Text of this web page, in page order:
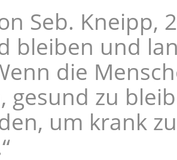
Seb. Kneipp,
bleiben und
die
gesund zu
um krank